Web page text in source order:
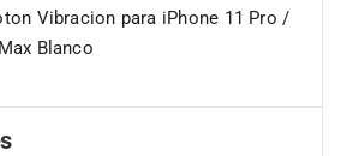
Vibracion para iPhone 11 Pro /
Blanco